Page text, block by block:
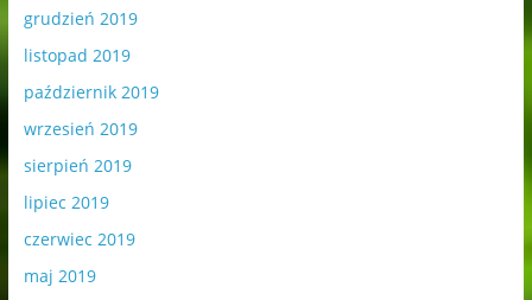
grudzień 2019
listopad 2019
październik 2019
wrzesień 2019
sierpień 2019
lipiec 2019
czerwiec 2019
maj 2019